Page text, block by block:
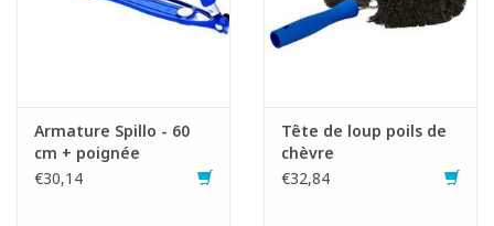
Armature Spillo - 60
cm + poignée
€30,14
Tête de loup poils de
chèvre
€32,84